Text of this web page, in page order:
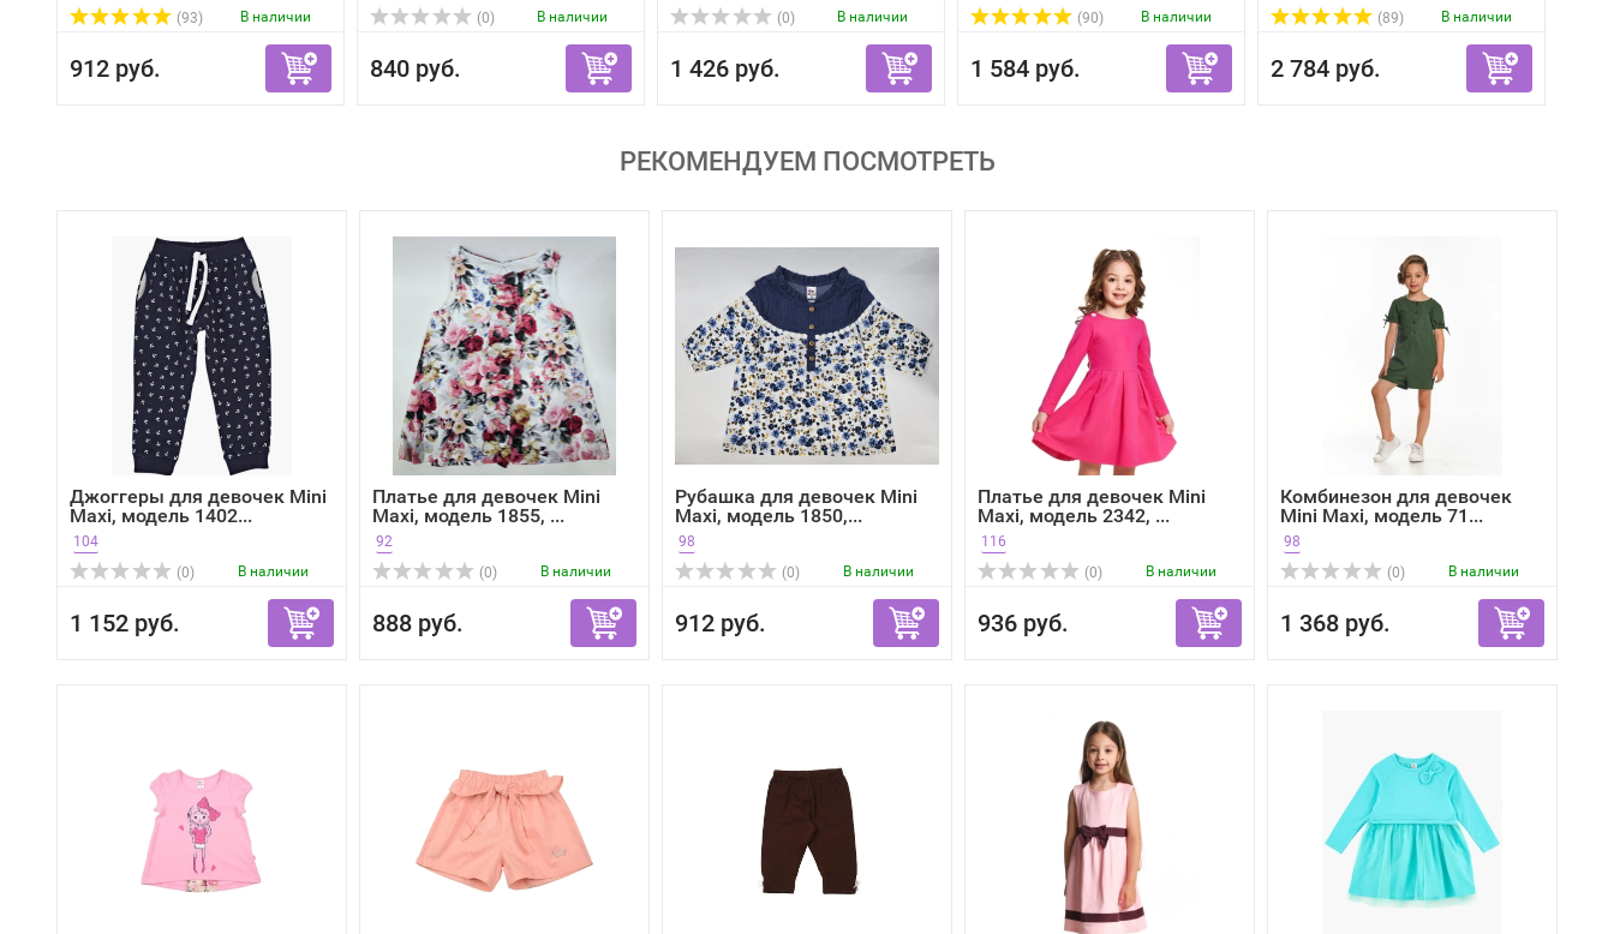
(93)
В наличии
912 руб.
(0)
В наличии
840 руб.
(0)
В наличии
1 426 руб.
(90)
В наличии
1 584 руб.
(89)
В наличии
2 784 руб.
РЕКОМЕНДУЕМ ПОСМОТРЕТЬ
Джоггеры для девочек Mini
Maxi, модель 1402...
104
(0)
В наличии
1 152 руб.
Платье для девочек Mini
Maxi, модель 1855, ...
92
(0)
В наличии
888 руб.
Рубашка для девочек Mini
Maxi, модель 1850,...
98
(0)
В наличии
912 руб.
Платье для девочек Mini
Maxi, модель 2342, ...
116
(0)
В наличии
936 руб.
Комбинезон для девочек
Mini Maxi, модель 71...
98
(0)
В наличии
1 368 руб.